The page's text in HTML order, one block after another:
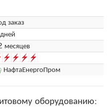
заказ
месяцев
НафтаЕнергоПром
оборудованию: